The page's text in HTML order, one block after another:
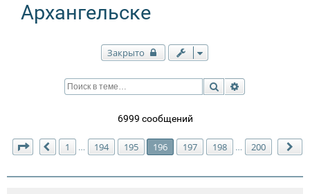
Архангельске
Закрыто
Поиск
6999 сообщений
Страница 196 из200
Пред.
1 … 194 195 196 197 198 … 200